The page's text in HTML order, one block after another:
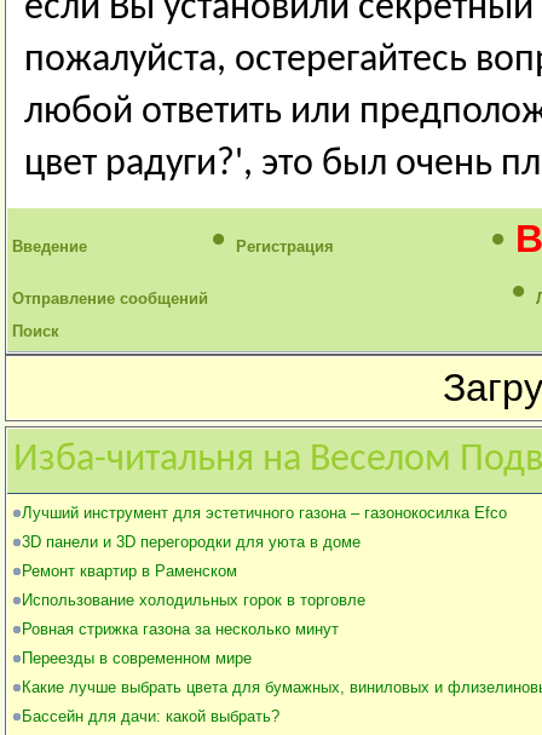
если Вы установили
пожалуйста, остерегайтесь
любой ответить или
цвет радуги?', это был очень
Введение • Регистрация •
Отправление сообщений •
Поиск
Изба-читальня на Веселом
Лучший инструмент для эстетичного газона – газонокосилка Efco
3D панели и 3D перегородки для уюта в доме
Ремонт квартир в Раменском
Использование холодильных горок в торговле
Ровная стрижка газона за несколько минут
Переезды в современном мире
Какие лучше выбрать цвета для бумажных, виниловых и
Бассейн для дачи: какой выбрать?